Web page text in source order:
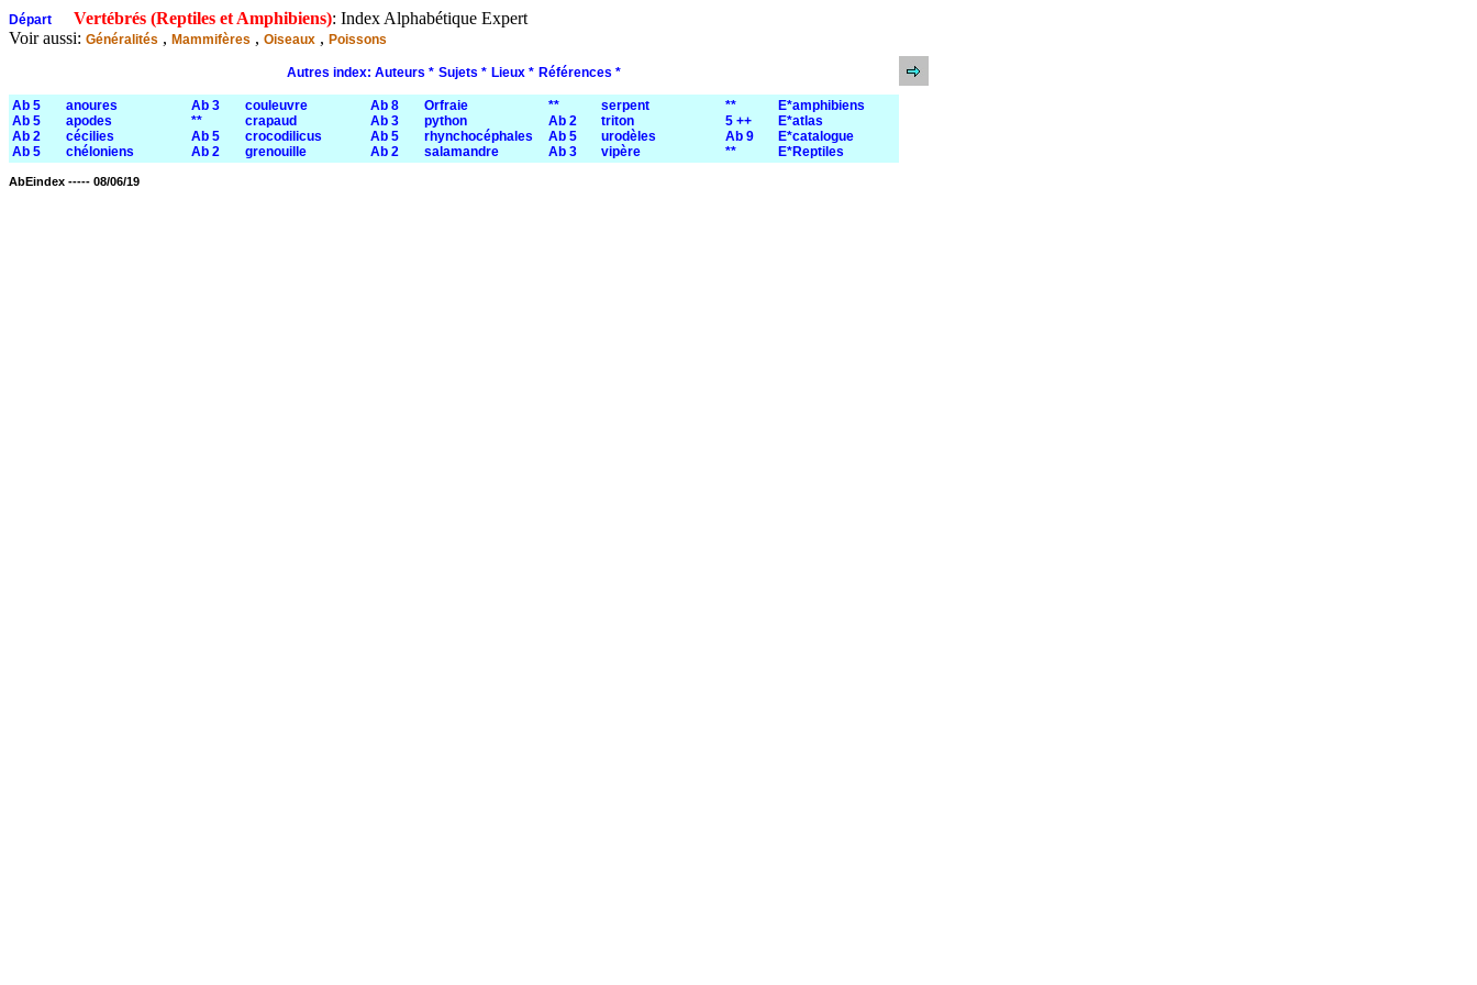
Départ Vertébrés (Reptiles et Amphibiens): Index Alphabétique Expert
Voir aussi: Généralités , Mammifères , Oiseaux , Poissons
Autres index: Auteurs * Sujets * Lieux * Références *
Ab 5
Ab 5
Ab 2
Ab 5
anoures
apodes
cécilies
chéloniens
Ab 3
**
Ab 5
Ab 2
couleuvre
crapaud
crocodilicus
grenouille
Ab 8
Ab 3
Ab 5
Ab 2
Orfraie
python
rhynchocéphales
salamandre
**
Ab 2
Ab 5
Ab 3
serpent
triton
urodèles
vipère
**
5 ++
Ab 9
**
E*amphibiens
E*atlas
E*catalogue
E*Reptiles
AbEindex ----- 08/06/19